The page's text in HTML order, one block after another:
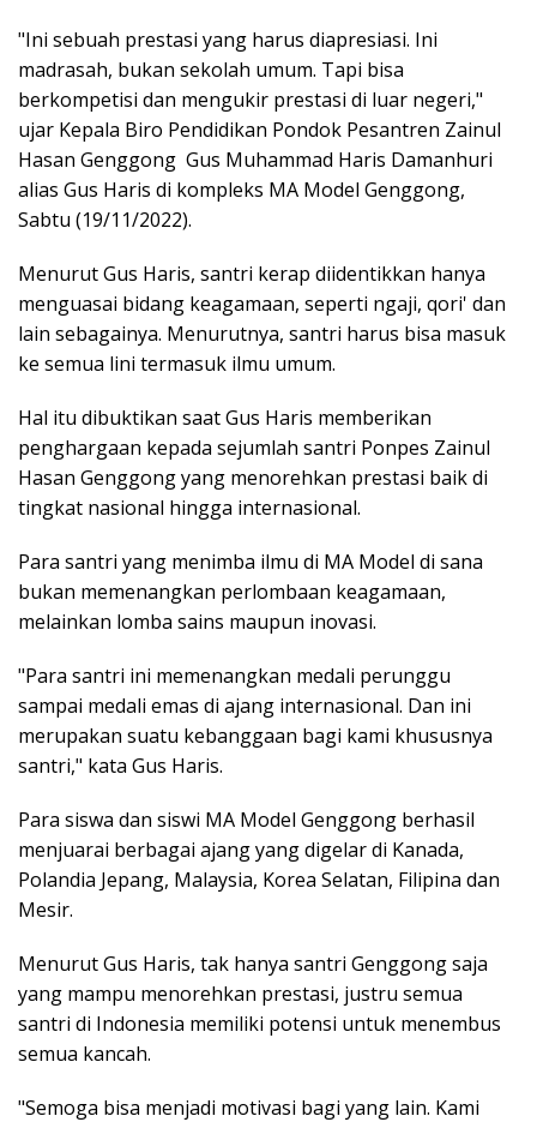
"Ini sebuah prestasi yang harus diapresiasi. Ini
madrasah, bukan sekolah umum. Tapi bisa
berkompetisi dan mengukir prestasi di luar negeri,"
ujar Kepala Biro Pendidikan Pondok Pesantren Zainul
Hasan Genggong Gus Muhammad Haris Damanhuri
alias Gus Haris di kompleks MA Model Genggong,
Sabtu (19/11/2022).
Menurut Gus Haris, santri kerap diidentikkan hanya
menguasai bidang keagamaan, seperti ngaji, qori' dan
lain sebagainya. Menurutnya, santri harus bisa masuk
ke semua lini termasuk ilmu umum.
Hal itu dibuktikan saat Gus Haris memberikan
penghargaan kepada sejumlah santri Ponpes Zainul
Hasan Genggong yang menorehkan prestasi baik di
tingkat nasional hingga internasional.
Para santri yang menimba ilmu di MA Model di sana
bukan memenangkan perlombaan keagamaan,
melainkan lomba sains maupun inovasi.
"Para santri ini memenangkan medali perunggu
sampai medali emas di ajang internasional. Dan ini
merupakan suatu kebanggaan bagi kami khususnya
santri," kata Gus Haris.
Para siswa dan siswi MA Model Genggong berhasil
menjuarai berbagai ajang yang digelar di Kanada,
Polandia Jepang, Malaysia, Korea Selatan, Filipina dan
Mesir.
Menurut Gus Haris, tak hanya santri Genggong saja
yang mampu menorehkan prestasi, justru semua
santri di Indonesia memiliki potensi untuk menembus
semua kancah.
"Semoga bisa menjadi motivasi bagi yang lain. Kami